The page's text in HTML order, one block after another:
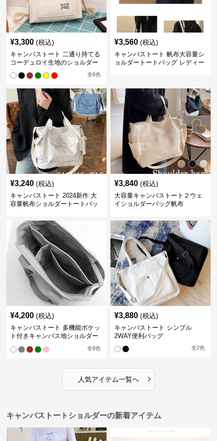
¥3,300 (税込)
キャンバストート 二通り持てる
コーデュロイ生地のショルダー
全6色
¥3,560 (税込)
キャンバストート 帆布大容量シ
ョルダートートバッグ レディー
¥3,240 (税込)
キャンバストート 2024新作 大
容量帆布ショルダートートバッ
¥3,840 (税込)
大容量キャンバストート２ウェ
イショルダーバッグ帆布
¥4,200 (税込)
キャンバストート 多機能ポケッ
ト付きキャンバス地ショルダー
全8色
¥3,880 (税込)
キャンバストート シンプル
2WAY便利バッグ
全2色
人気アイテム一覧へ ›
キャンバストートショルダーの新着アイテム